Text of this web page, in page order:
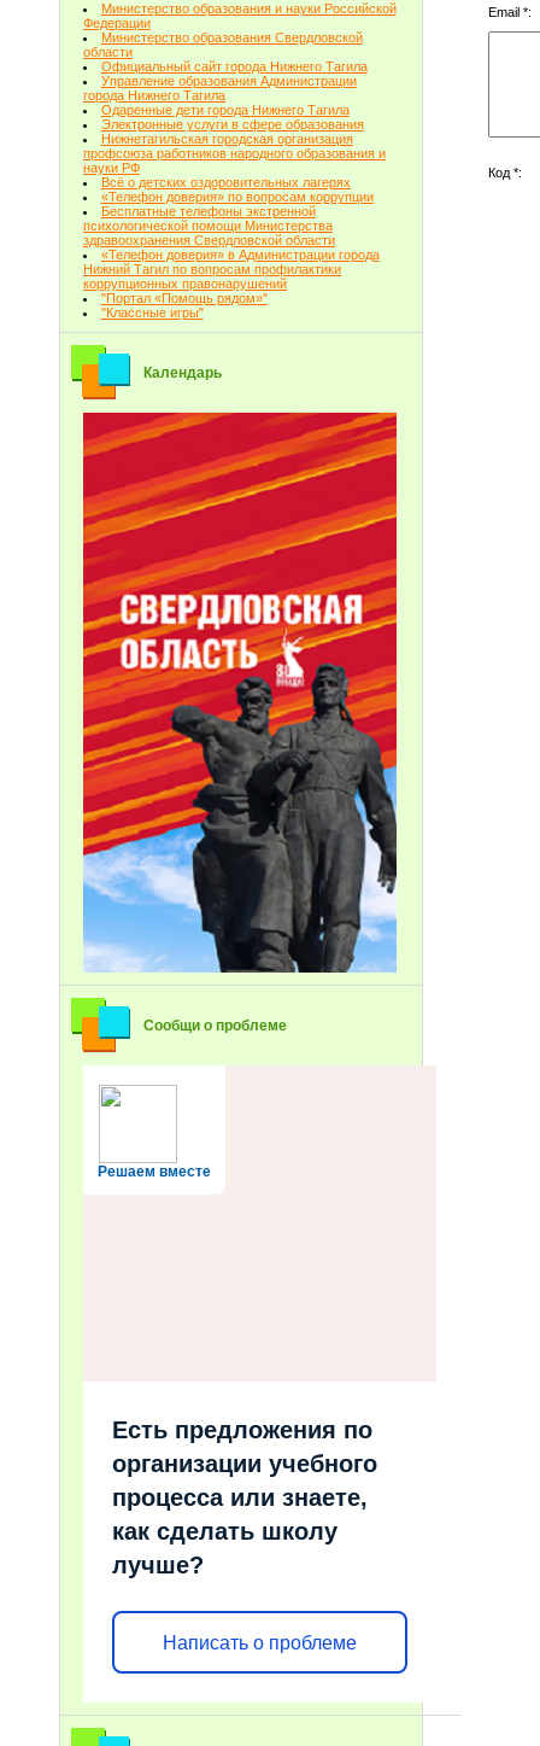
Министерство образования и науки Российской
Федерации
Министерство образования Свердловской
области
Официальный сайт города Нижнего Тагила
Управление образования Администрации
города Нижнего Тагила
Одаренные дети города Нижнего Тагила
Электронные услуги в сфере образования
Нижнетагильская городская организация
профсоюза работников народного образования и
науки РФ
Всё о детских оздоровительных лагерях
«Телефон доверия» по вопросам коррупции
Бесплатные телефоны экстренной
психологической помощи Министерства
здравоохранения Свердловской области
«Телефон доверия» в Администрации города
Нижний Тагил по вопросам профилактики
коррупционных правонарушений
"Портал «Помощь рядом»"
"Классные игры"
Календарь
Сообщи о проблеме
Решаем вместе
Есть предложения по
организации учебного
процесса или знаете,
как сделать школу
лучше?
Написать о проблеме
Email *:
Код *: